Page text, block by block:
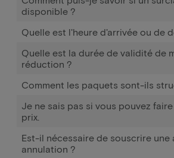
disponible ?
Quelle est l'heure d'arrivée ou de
Quelle est la durée de validité de
réduction ?
Comment les paquets sont-ils
Je ne sais pas si vous pouvez
prix.
Est-il nécessaire de souscrire une
annulation ?